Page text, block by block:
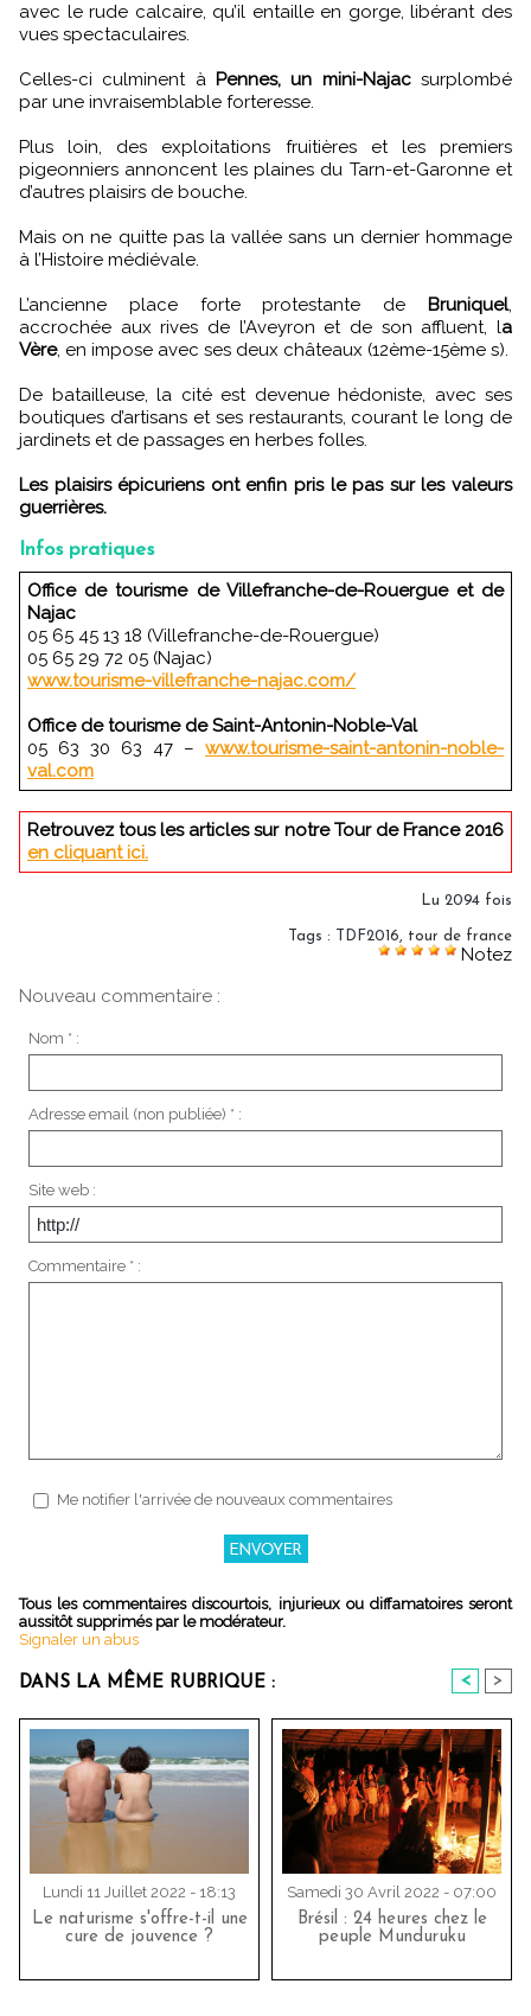
avec le rude calcaire, qu’il entaille en gorge, libérant des
vues spectaculaires.
Celles-ci culminent à Pennes, un mini-Najacsurplombé
par une invraisemblable forteresse.
Plus loin, des exploitations fruitières et les premiers
pigeonniers annoncent les plaines du Tarn-et-Garonne et
d’autres plaisirs de bouche.
Mais on ne quitte pas la vallée sans un dernier hommage
à l’Histoire médiévale.
L’ancienne place forte protestante de Bruniquel,
accrochée aux rives de l’Aveyron et de son affluent, la
Vère, en impose avec ses deux châteaux (12ème-15ème s).
De batailleuse, la cité est devenue hédoniste, avec ses
boutiques d’artisans et ses restaurants, courant le long de
jardinets et de passages en herbes folles.
Les plaisirs épicuriens ont enfin pris le pas sur les valeurs
guerrières.
Infos pratiques
Office de tourisme de Villefranche-de-Rouergue et de
Najac
05 65 45 13 18 (Villefranche-de-Rouergue)
05 65 29 72 05 (Najac)
www.tourisme-villefranche-najac.com/
Office de tourisme de Saint-Antonin-Noble-Val
05 63 30 63 47 – www.tourisme-saint-antonin-noble-
val.com
Retrouvez tous les articles sur notre Tour de France 2016
en cliquant ici.
Lu 2094 fois
Tags : TDF2016, tour de france
Notez
Nouveau commentaire :
Nom * :
Adresse email (non publiée) * :
Site web :
Commentaire * :
Me notifier l'arrivée de nouveaux commentaires
Tous les commentaires discourtois, injurieux ou diffamatoires seront
aussitôt supprimés par le modérateur.
Signaler un abus
DANS LA MÊME RUBRIQUE : < >
Lundi 11 Juillet 2022 - 18:13
Le naturisme s'offre-t-il une
cure de jouvence ?
Samedi 30 Avril 2022 - 07:00
Brésil : 24 heures chez le
peuple Munduruku